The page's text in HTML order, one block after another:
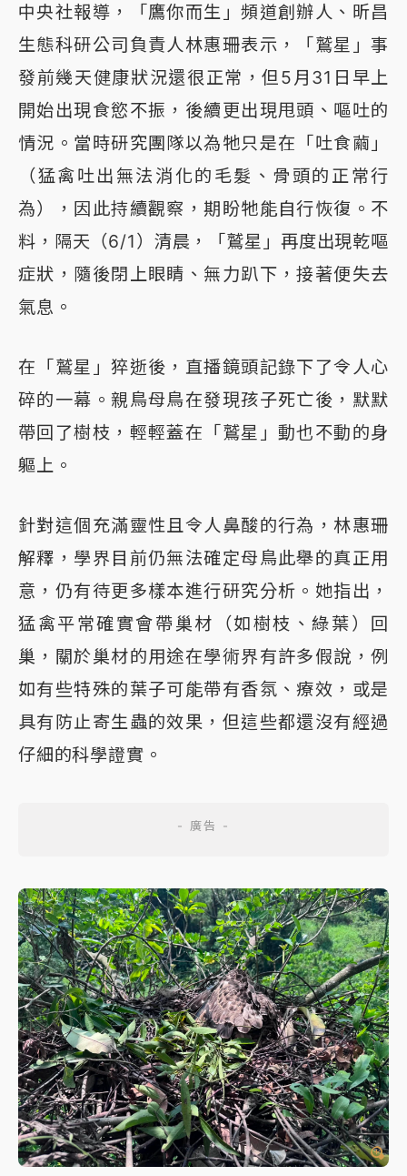
中央社報導，「鷹你而生」頻道創辦人、昕昌
生態科研公司負責人林惠珊表示，「鷲星」事
發前幾天健康狀況還很正常，但5月31日早上
開始出現食慾不振，後續更出現甩頭、嘔吐的
情況。當時研究團隊以為牠只是在「吐食繭」
（猛禽吐出無法消化的毛髮、骨頭的正常行
為），因此持續觀察，期盼牠能自行恢復。不
料，隔天（6/1）清晨，「鷲星」再度出現乾嘔
症狀，隨後閉上眼睛、無力趴下，接著便失去
氣息。
在「鷲星」猝逝後，直播鏡頭記錄下了令人心
碎的一幕。親鳥母鳥在發現孩子死亡後，默默
帶回了樹枝，輕輕蓋在「鷲星」動也不動的身
軀上。
針對這個充滿靈性且令人鼻酸的行為，林惠珊
解釋，學界目前仍無法確定母鳥此舉的真正用
意，仍有待更多樣本進行研究分析。她指出，
猛禽平常確實會帶巢材（如樹枝、綠葉）回
巢，關於巢材的用途在學術界有許多假說，例
如有些特殊的葉子可能帶有香氛、療效，或是
具有防止寄生蟲的效果，但這些都還沒有經過
仔細的科學證實。